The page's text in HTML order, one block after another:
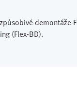
demontáže
(Flex-BD).